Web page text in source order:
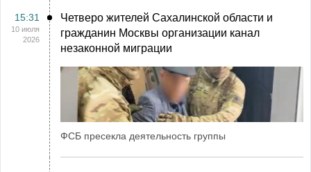
15:31
10 июля
2026
Четверо жителей Сахалинской области и
гражданин Москвы организации канал
незаконной миграции
ФСБ пресекла деятельность группы